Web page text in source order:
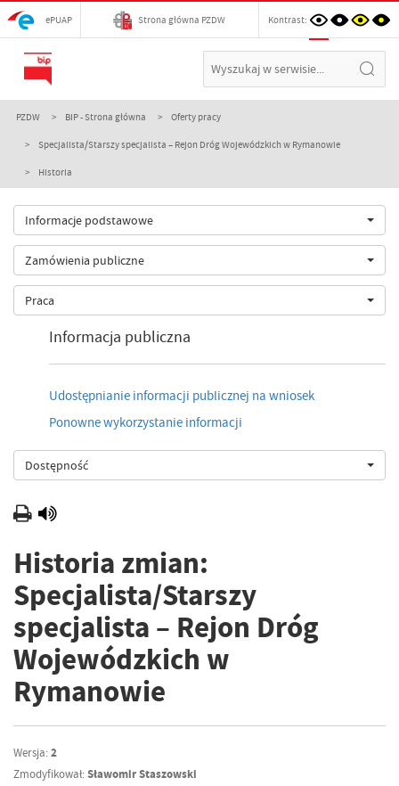
ePUAP Strona główna PZDW Kontrast:
PZDW BIP - Strona główna Oferty pracy
Specjalista/Starszy specjalista – Rejon Dróg Wojewódzkich w Rymanowie
Historia
Informacje podstawowe
Zamówienia publiczne
Praca
Informacja publiczna
Udostępnianie informacji publicznej na wniosek
Ponowne wykorzystanie informacji
Dostępność
Historia zmian:
Specjalista/Starszy
specjalista – Rejon Dróg
Wojewódzkich w
Rymanowie
Wersja:2
Zmodyfikował:Sławomir Staszowski